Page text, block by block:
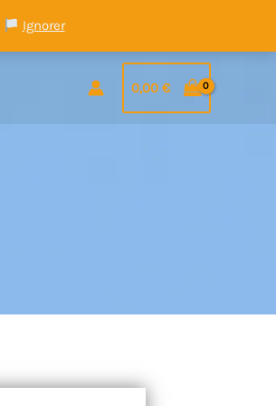
Ignorer
0,00 €